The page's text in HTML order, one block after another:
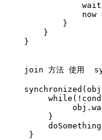
now
            }
        }
    }
join 方法 使用
}
}